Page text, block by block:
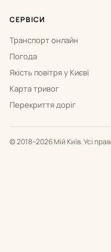
СЕРВІСИ
Транспорт онлайн
Погода
Якість повітря у Києві
Карта тривог
Перекриття доріг
© 2018–2026 Мій Київ. Усі